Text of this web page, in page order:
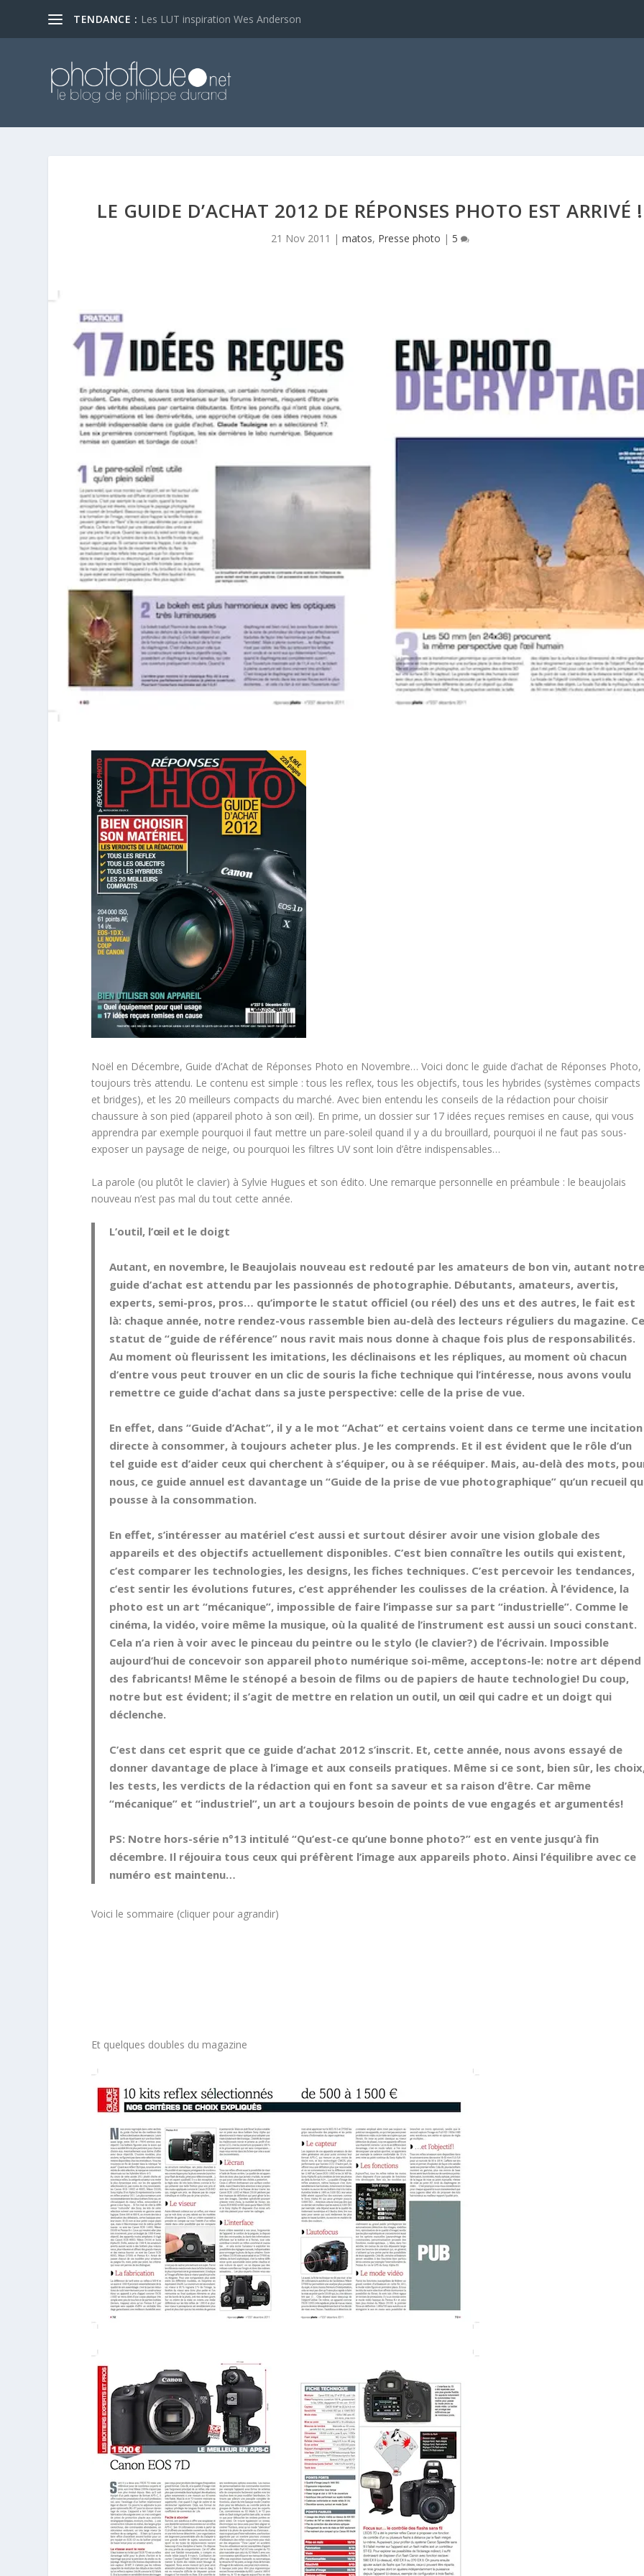
TENDANCE : Les LUT inspiration Wes Anderson
LE GUIDE D’ACHAT 2012 DE RÉPONSES PHOTO EST ARRIVÉ !
21 Nov 2011 | matos, Presse photo | 5
Noël en Décembre, Guide d’Achat de Réponses Photo en Novembre… Voici donc le guide d’achat de Réponses Photo,
toujours très attendu. Le contenu est simple : tous les reflex, tous les objectifs, tous les hybrides (systèmes compacts
et bridges), et les 20 meilleurs compacts du marché. Avec bien entendu les conseils de la rédaction pour choisir
chaussure à son pied (appareil photo à son œil). En prime, un dossier sur 17 idées reçues remises en cause, qui vous
apprendra par exemple pourquoi il faut mettre un pare-soleil quand il y a du brouillard, pourquoi il ne faut pas sous-
exposer un paysage de neige, ou pourquoi les filtres UV sont loin d’être indispensables…
La parole (ou plutôt le clavier) à Sylvie Hugues et son édito. Une remarque personnelle en préambule : le beaujolais
nouveau n’est pas mal du tout cette année.
L’outil, l’œil et le doigt
Autant, en novembre, le Beaujolais nouveau est redouté par les amateurs de bon vin, autant
guide d’achat est attendu par les passionnés de photographie. Débutants, amateurs, avertis,
experts, semi-pros, pros… qu’importe le statut officiel (ou réel) des uns et des autres, le fait est
là: chaque année, notre rendez-vous rassemble bien au-delà des lecteurs réguliers du magazine.
statut de “guide de référence” nous ravit mais nous donne à chaque fois plus de responsabilités.
Au moment où fleurissent les imitations, les déclinaisons et les répliques, au moment où chacun
d’entre vous peut trouver en un clic de souris la fiche technique qui l’intéresse, nous avons voulu
remettre ce guide d’achat dans sa juste perspective: celle de la prise de vue.
En effet, dans “Guide d’Achat”, il y a le mot “Achat” et certains voient dans ce terme une incitation
directe à consommer, à toujours acheter plus. Je les comprends. Et il est évident que le rôle d’un
tel guide est d’aider ceux qui cherchent à s’équiper, ou à se rééquiper. Mais, au-delà des mots,
nous, ce guide annuel est davantage un “Guide de la prise de vue photographique” qu’un recueil
pousse à la consommation.
En effet, s’intéresser au matériel c’est aussi et surtout désirer avoir une vision globale des
appareils et des objectifs actuellement disponibles. C’est bien connaître les outils qui existent,
c’est comparer les technologies, les designs, les fiches techniques. C’est percevoir les tendances,
c’est sentir les évolutions futures, c’est appréhender les coulisses de la création. À l’évidence, la
photo est un art “mécanique”, impossible de faire l’impasse sur sa part “industrielle”. Comme le
cinéma, la vidéo, voire même la musique, où la qualité de l’instrument est aussi un souci constant.
Cela n’a rien à voir avec le pinceau du peintre ou le stylo (le clavier?) de l’écrivain. Impossible
aujourd’hui de concevoir son appareil photo numérique soi-même, acceptons-le: notre art dépend
des fabricants! Même le sténopé a besoin de films ou de papiers de haute technologie! Du coup,
notre but est évident; il s’agit de mettre en relation un outil, un œil qui cadre et un doigt qui
déclenche.
C’est dans cet esprit que ce guide d’achat 2012 s’inscrit. Et, cette année, nous avons essayé de
donner davantage de place à l’image et aux conseils pratiques. Même si ce sont, bien sûr, les
les tests, les verdicts de la rédaction qui en font sa saveur et sa raison d’être. Car même
“mécanique” et “industriel”, un art a toujours besoin de points de vue engagés et argumentés!
PS: Notre hors-série n°13 intitulé “Qu’est-ce qu’une bonne photo?” est en vente jusqu’à fin
décembre. Il réjouira tous ceux qui préfèrent l’image aux appareils photo. Ainsi l’équilibre avec ce
numéro est maintenu…
Voici le sommaire (cliquer pour agrandir)
Et quelques doubles du magazine